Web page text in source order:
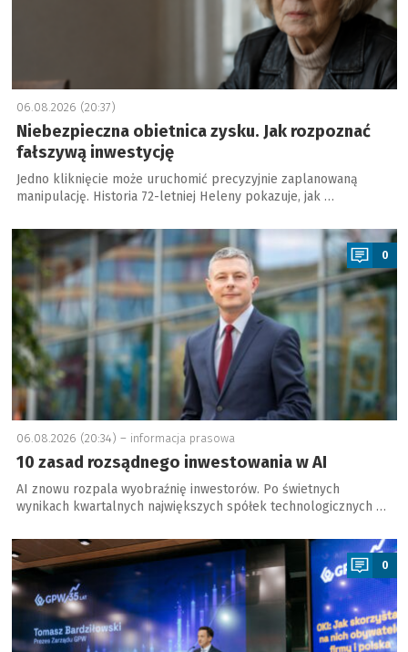
06.08.2026 (20:37)
Niebezpieczna obietnica zysku. Jak rozpoznać
fałszywą inwestycję
Jedno kliknięcie może uruchomić precyzyjnie zaplanowaną
manipulację. Historia 72-letniej Heleny pokazuje, jak …
a
0
06.08.2026 (20:34) – informacja prasowa
10 zasad rozsądnego inwestowania w AI
AI znowu rozpala wyobraźnię inwestorów. Po świetnych
wynikach kwartalnych największych spółek technologicznych …
a
0